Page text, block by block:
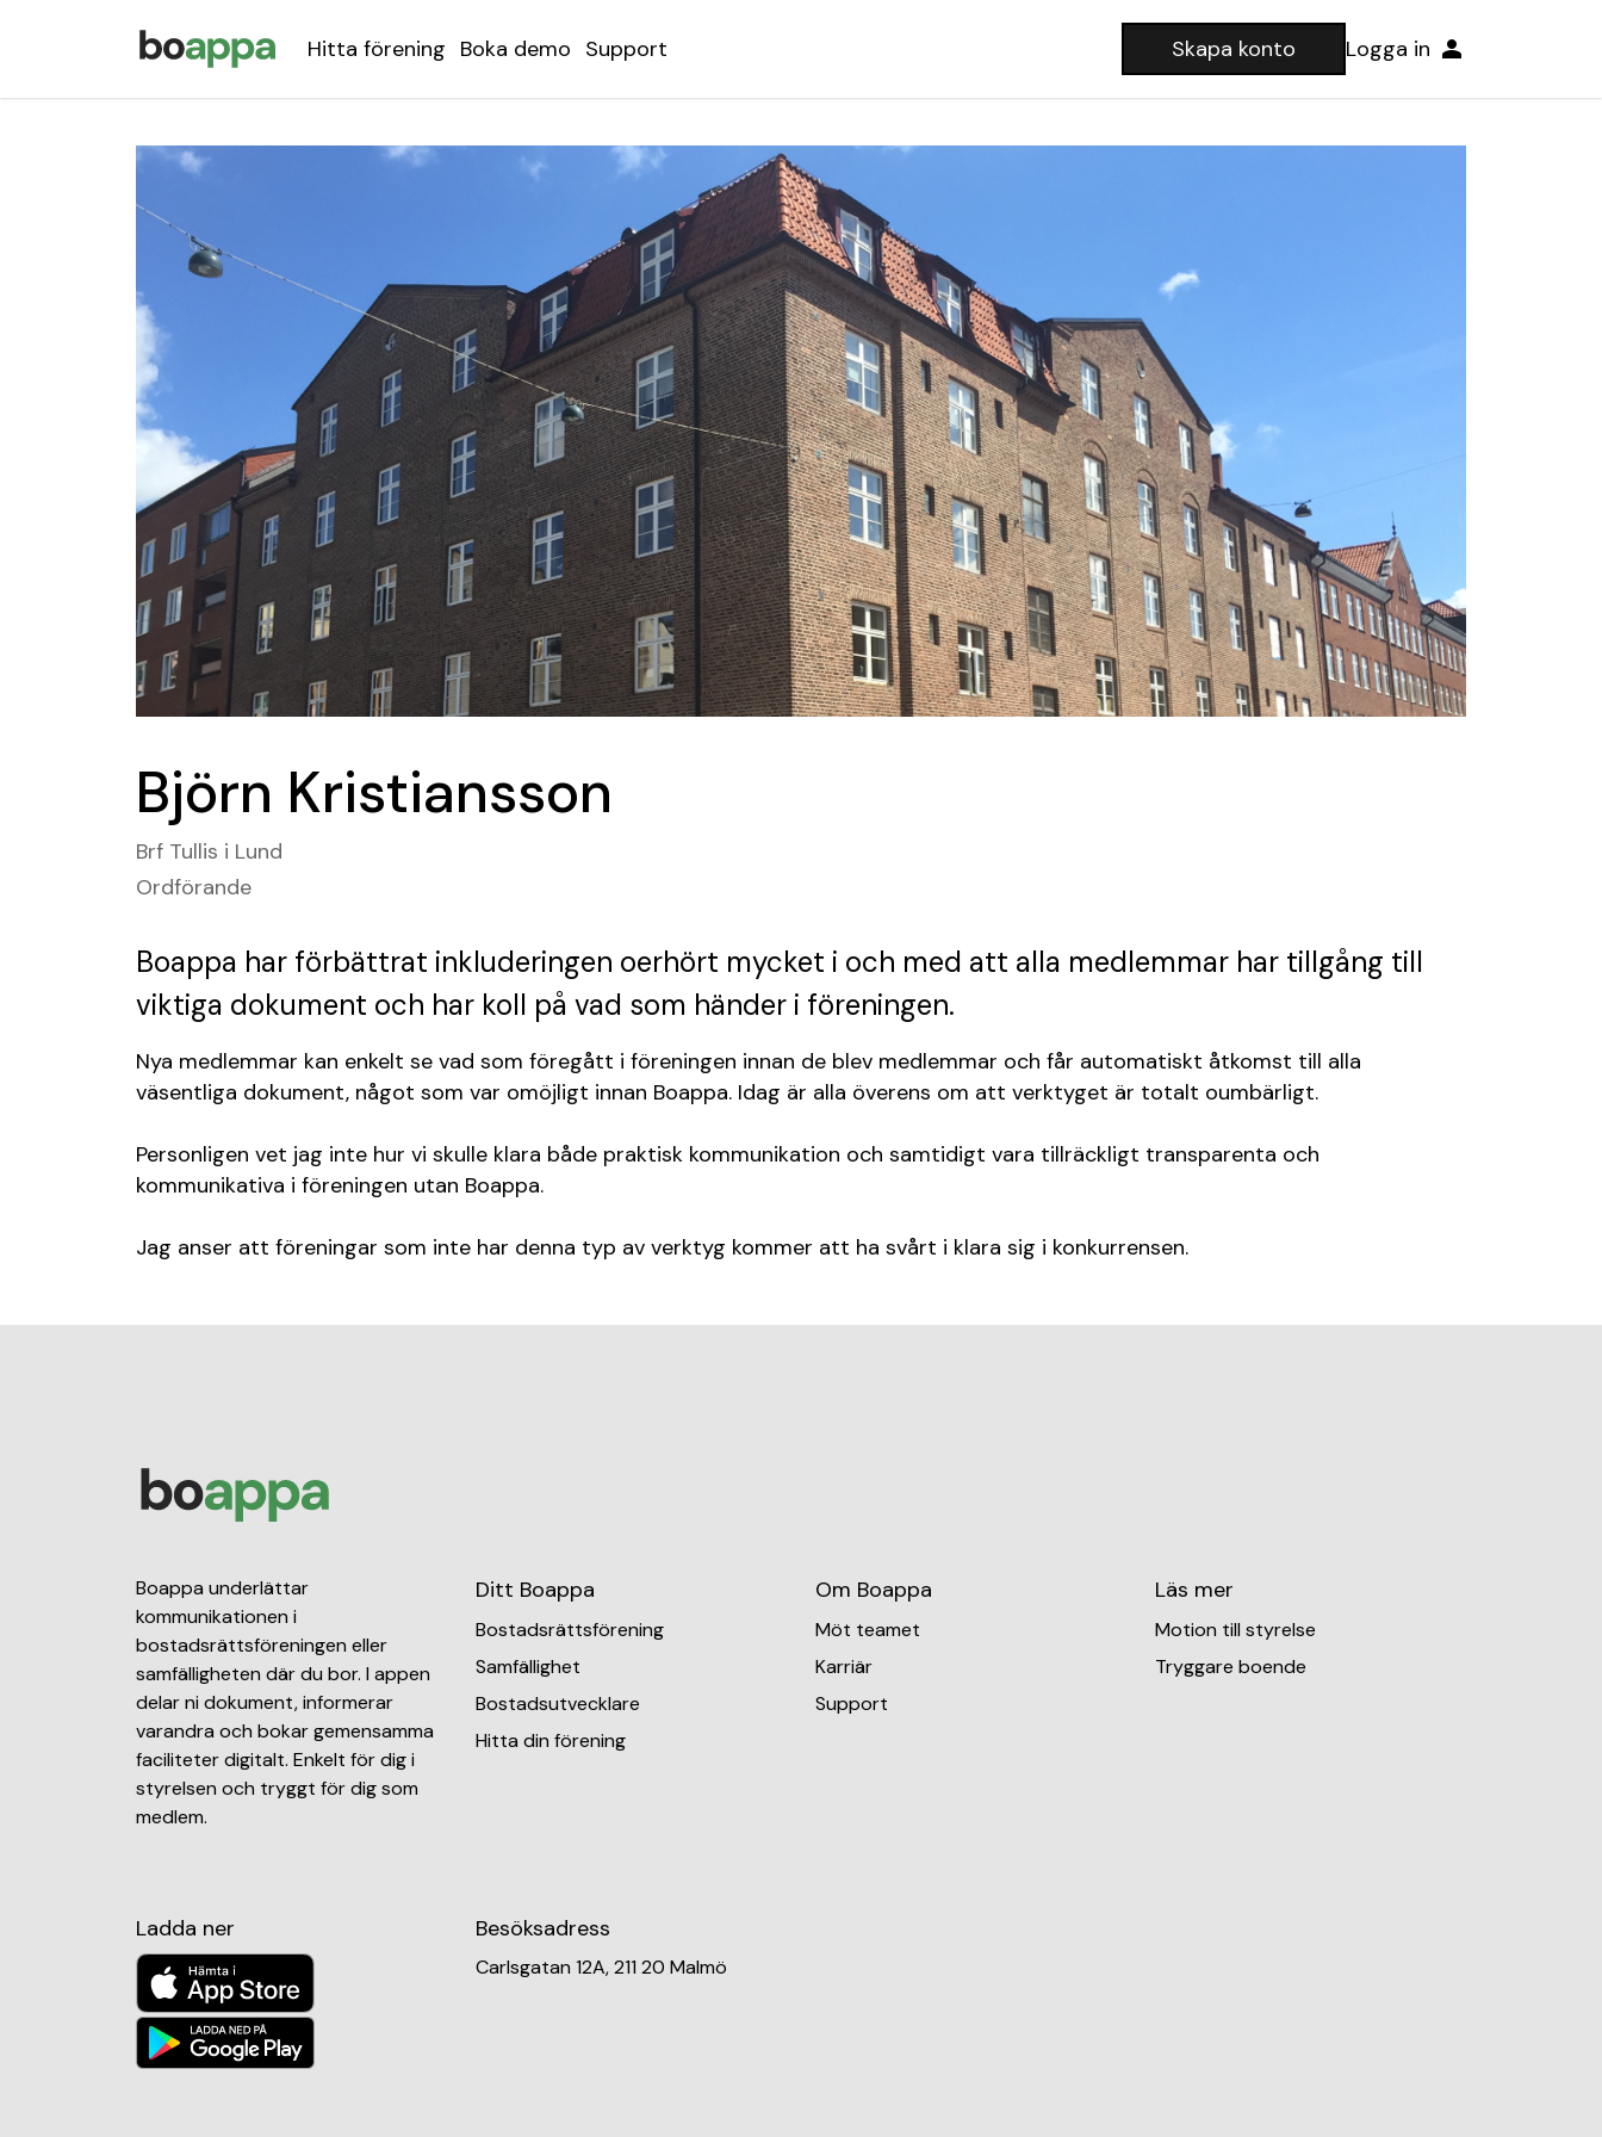
Hitta förening Boka demo Support Skapa konto Logga in
Björn Kristiansson
Brf Tullis i Lund
Ordförande
Boappa har förbättrat inkluderingen oerhört mycket i och med att alla medlemmar har tillgång till
viktiga dokument och har koll på vad som händer i föreningen.
Nya medlemmar kan enkelt se vad som föregått i föreningen innan de blev medlemmar och får automatiskt åtkomst till alla
väsentliga dokument, något som var omöjligt innan Boappa. Idag är alla överens om att verktyget är totalt oumbärligt.
Personligen vet jag inte hur vi skulle klara både praktisk kommunikation och samtidigt vara tillräckligt transparenta och
kommunikativa i föreningen utan Boappa.
Jag anser att föreningar som inte har denna typ av verktyg kommer att ha svårt i klara sig i konkurrensen.
Boappa underlättar
kommunikationen i
bostadsrättsföreningen eller
samfälligheten där du bor. I appen
delar ni dokument, informerar
varandra och bokar gemensamma
faciliteter digitalt. Enkelt för dig i
styrelsen och tryggt för dig som
medlem.
Ditt Boappa
Bostadsrättsförening
Samfällighet
Bostadsutvecklare
Hitta din förening
Om Boappa
Möt teamet
Karriär
Support
Läs mer
Motion till styrelse
Tryggare boende
Ladda ner Besöksadress
Carlsgatan 12A, 211 20 Malmö